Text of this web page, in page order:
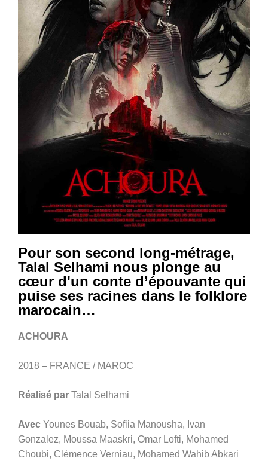
Pour son second long-métrage,
Talal Selhami nous plonge au
cœur d'un conte d’épouvante qui
puise ses racines dans le folklore
marocain…
ACHOURA
2018 – FRANCE / MAROC
Réalisé par Talal Selhami
Avec Younes Bouab, Sofiia Manousha, Ivan
Gonzalez, Moussa Maaskri, Omar Lofti, Mohamed
Choubi, Clémence Verniau, Mohamed Wahib Abkari